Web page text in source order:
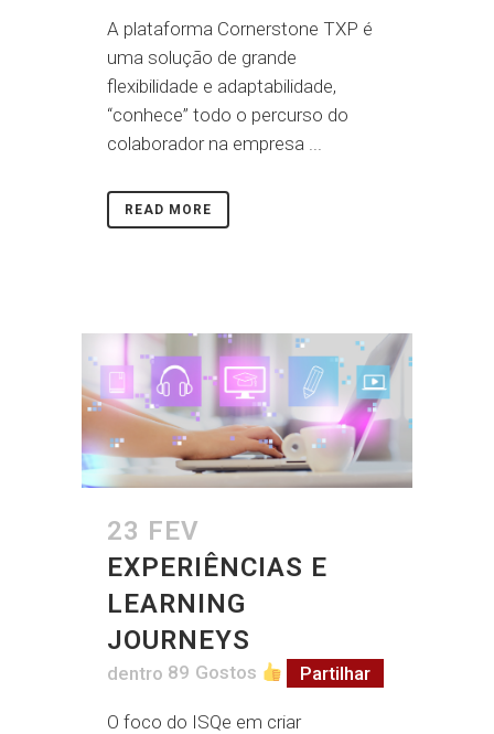
A plataforma Cornerstone TXP é
uma solução de grande
flexibilidade e adaptabilidade,
“conhece” todo o percurso do
colaborador na empresa ...
READ MORE
23 FEV
EXPERIÊNCIAS E
LEARNING
JOURNEYS
dentro 89 Gostos Partilhar
O foco do ISQe em criar